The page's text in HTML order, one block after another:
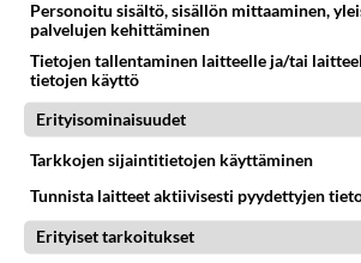
Äänestä
Personoitu sisältö, sisällön mittaaminen,
palvelujen kehittäminen
Tietojen tallentaminen laitteelle ja/tai
tietojen käyttö
Erityisominaisuudet
Tarkkojen sijaintitietojen käyttäminen
Tunnista laitteet aktiivisesti pyydettyjen
Erityiset tarkoitukset